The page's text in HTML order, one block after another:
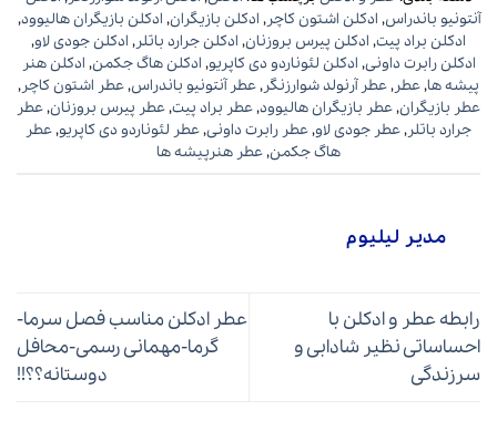
آنتونیو باندراس, ادکلن اشتون کاچر, ادکلن بازیگران, ادکلن بازیگران هالیوود,
ادکلن براد پیت, ادکلن پیرس بروزنان, ادکلن جرارد باتلر, ادکلن جودی لاو,
ادکلن رابرت داونی, ادکلن لئوناردو دی کاپریو, ادکلن هاگ جکمن, ادکلن هنر
پیشه ها,عطر,عطر آرنولد شوارزنگر,عطر آنتونیو باندراس,عطر اشتون کاچر,
عطر بازیگران,عطر بازیگران هالیوود,عطر براد پیت,عطر پیرس بروزنان,عطر
جرارد باتلر,عطر جودی لاو,عطر رابرت داونی,عطر لئوناردو دی کاپریو,عطر
هاگ جکمن,عطر هنرپیشه ها
مدیر لیلیوم
رابطه عطر و ادکلن با
احساساتی نظیر شادابی و
سرزندگی
عطر ادکلن مناسب فصل سرما-
گرما-مهمانی رسمی-محافل
دوستانه؟؟!!